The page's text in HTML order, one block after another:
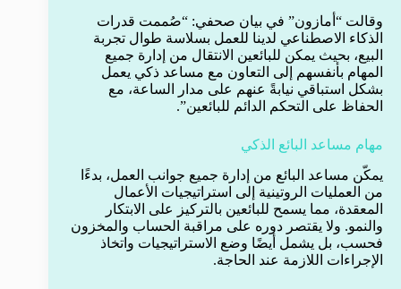
وقالت “أمازون” في بيان صحفي: “صُممت قدرات
الذكاء الاصطناعي لدينا للعمل بسلاسة طوال تجربة
البيع، بحيث يمكن للبائعين الانتقال من إدارة جميع
المهام بأنفسهم إلى التعاون مع مساعد ذكي يعمل
بشكل استباقي نيابةً عنهم على مدار الساعة، مع
الحفاظ على التحكم الدائم للبائعين”.
مهام مساعد البائع الذكي
يمكّن مساعد البائع من إدارة جميع جوانب العمل، بدءًا
من العمليات الروتينية إلى استراتيجيات الأعمال
المعقدة، مما يسمح للبائعين بالتركيز على الابتكار
والنمو. ولا يقتصر دوره على مراقبة الحساب والمخزون
فحسب، بل يشمل أيضًا وضع الاستراتيجيات واتخاذ
الإجراءات اللازمة عند الحاجة.